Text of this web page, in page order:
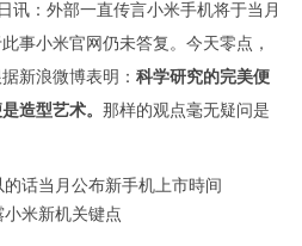
讯：外部一直传言小米手机将于当月
事小米官网仍未答复。今天零点，
新浪微博表明： 科学研究的完美便
造型艺术。 那样的观点毫无疑问是
米新机关键点